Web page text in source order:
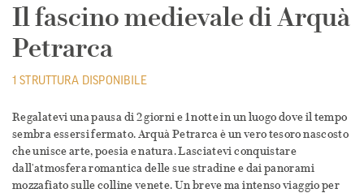
Il fascino medievale di Arquà
Petrarca
1 STRUTTURA DISPONIBILE
Regalatevi una pausa di 2 giorni e 1 notte in un luogo dove il tempo
sembra essersi fermato. Arquà Petrarca è un vero tesoro nascosto
che unisce arte, poesia e natura. Lasciatevi conquistare
dall'atmosfera romantica delle sue stradine e dai panorami
mozzafiato sulle colline venete. Un breve ma intenso viaggio per